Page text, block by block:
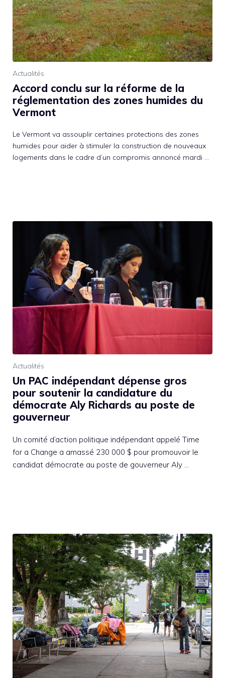
Actualités
Accord conclu sur la réforme de la
réglementation des zones humides du
Vermont
Le Vermont va assouplir certaines protections des zones
humides pour aider à stimuler la construction de nouveaux
logements dans le cadre d’un compromis annoncé mardi …
Actualités
Un PAC indépendant dépense gros
pour soutenir la candidature du
démocrate Aly Richards au poste de
gouverneur
Un comité d’action politique indépendant appelé Time
for a Change a amassé 230 000 $ pour promouvoir le
candidat démocrate au poste de gouverneur Aly …